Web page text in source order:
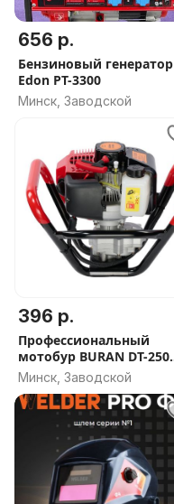
656 р.
Бензиновый генератор
Edon PT-3300
Минск, Заводской
396 р.
Профессиональный
мотобур BURAN DT-250
(без шнека)
Минск, Заводской